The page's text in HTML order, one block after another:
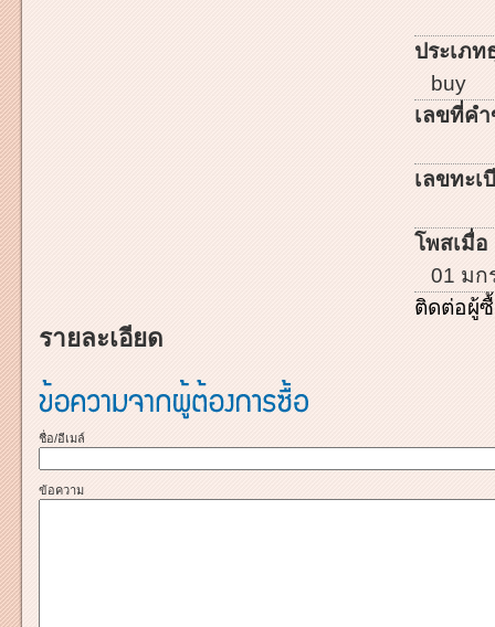
ประเภท
buy
เลขที่ค
เลขทะเ
โพสเมื่อ
01 มก
ติดต่อผู้
รายละเอียด
ชื่อ/อีเมล์
ข้อความ